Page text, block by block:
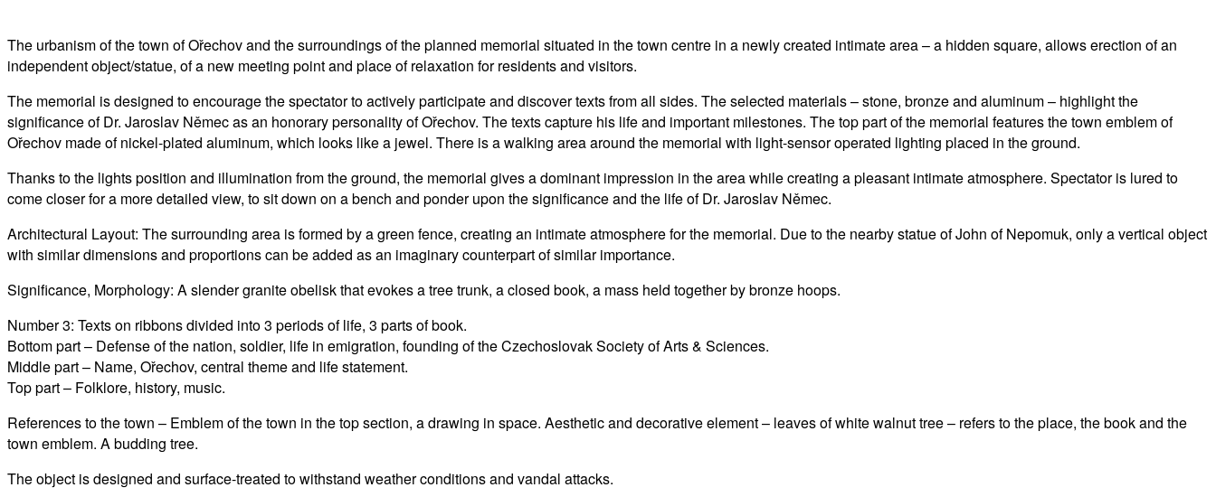
The urbanism of the town of Ořechov and the surroundings of the planned memorial situated in the town centre in a newly created intimate area – a hidden square, allows erection of an
independent object/statue, of a new meeting point and place of relaxation for residents and visitors.
The memorial is designed to encourage the spectator to actively participate and discover texts from all sides. The selected materials – stone, bronze and aluminum – highlight the
significance of Dr. Jaroslav Němec as an honorary personality of Ořechov. The texts capture his life and important milestones. The top part of the memorial features the town emblem of
Ořechov made of nickel-plated aluminum, which looks like a jewel. There is a walking area around the memorial with light-sensor operated lighting placed in the ground.
Thanks to the lights position and illumination from the ground, the memorial gives a dominant impression in the area while creating a pleasant intimate atmosphere. Spectator is lured to
come closer for a more detailed view, to sit down on a bench and ponder upon the significance and the life of Dr. Jaroslav Němec.
Architectural Layout: The surrounding area is formed by a green fence, creating an intimate atmosphere for the memorial. Due to the nearby statue of John of Nepomuk, only a vertical object
with similar dimensions and proportions can be added as an imaginary counterpart of similar importance.
Significance, Morphology: A slender granite obelisk that evokes a tree trunk, a closed book, a mass held together by bronze hoops.
Number 3: Texts on ribbons divided into 3 periods of life, 3 parts of book.
Bottom part – Defense of the nation, soldier, life in emigration, founding of the Czechoslovak Society of Arts & Sciences.
Middle part – Name, Ořechov, central theme and life statement.
Top part – Folklore, history, music.
References to the town – Emblem of the town in the top section, a drawing in space. Aesthetic and decorative element – leaves of white walnut tree – refers to the place, the book and the
town emblem. A budding tree.
The object is designed and surface-treated to withstand weather conditions and vandal attacks.